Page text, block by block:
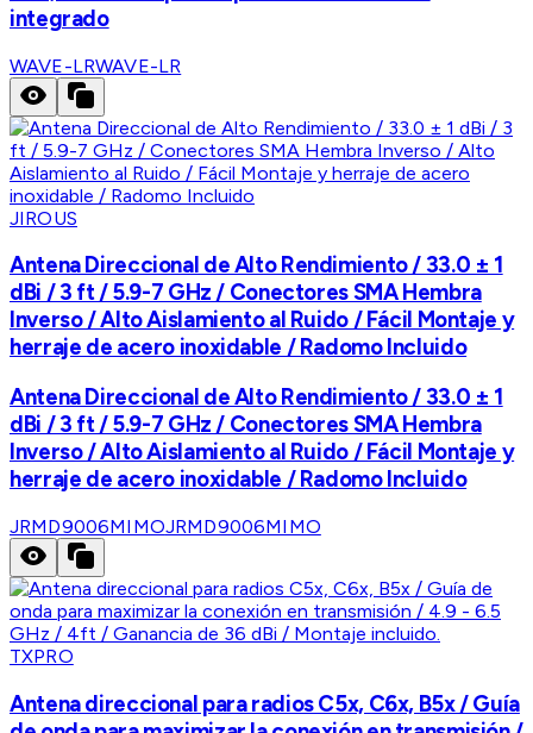
integrado
WAVE-LRWAVE-LR
JIROUS
Antena Direccional de Alto Rendimiento / 33.0 ± 1
dBi / 3 ft / 5.9-7 GHz / Conectores SMA Hembra
Inverso / Alto Aislamiento al Ruido / Fácil Montaje y
herraje de acero inoxidable / Radomo Incluido
Antena Direccional de Alto Rendimiento / 33.0 ± 1
dBi / 3 ft / 5.9-7 GHz / Conectores SMA Hembra
Inverso / Alto Aislamiento al Ruido / Fácil Montaje y
herraje de acero inoxidable / Radomo Incluido
JRMD9006MIMOJRMD9006MIMO
TXPRO
Antena direccional para radios C5x, C6x, B5x / Guía